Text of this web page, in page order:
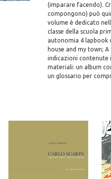
(imparare facendo).
compongono) può
volume è dedicato
classe della scuola
autonomia 4 lapbook
house and my town;
indicazioni contenute
materiali: un album
un glossario per